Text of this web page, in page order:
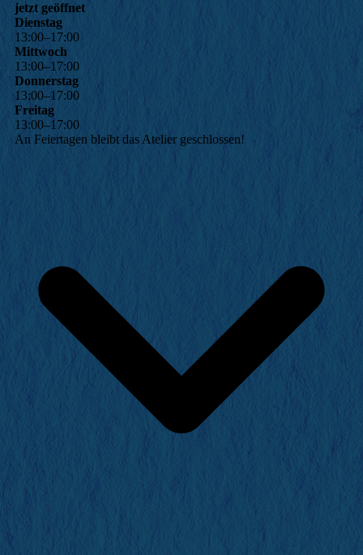
jetzt geöffnet
Dienstag
13:00–17:00
Mittwoch
13:00–17:00
Donnerstag
13:00–17:00
Freitag
13:00–17:00
An Feiertagen bleibt das Atelier geschlossen!